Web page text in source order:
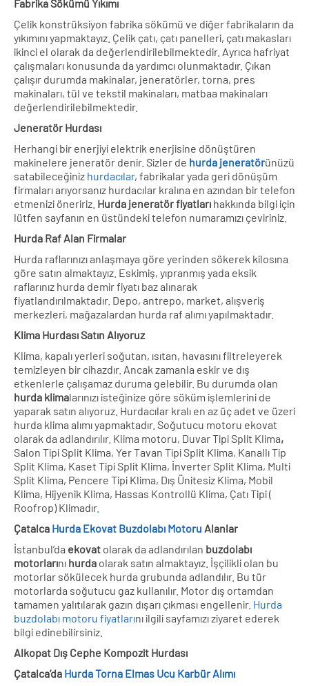
Fabrika Sökümü Yıkımı
Çelik konstrüksiyon fabrika sökümü ve diğer fabrikaların da
yıkımını yapmaktayız. Çelik çatı, çatı panelleri, çatı makasları
ikinci el olarak da değerlendirilebilmektedir. Ayrıca hafriyat
çalışmaları konusunda da yardımcı olunmaktadır. Çıkan
çalışır durumda makinalar, jeneratörler, torna, pres
makinaları, tül ve tekstil makinaları, matbaa makinaları
değerlendirilebilmektedir.
Jeneratör Hurdası
Herhangi bir enerjiyi elektrik enerjisine dönüştüren
makinelere jeneratör denir. Sizler de hurda jeneratörünüzü
satabileceğiniz hurdacılar, fabrikalar yada geri dönüşüm
firmaları arıyorsanız hurdacılar kralına en azından bir telefon
etmenizi öneririz. Hurda jeneratör fiyatları hakkında bilgi için
lütfen sayfanın en üstündeki telefon numaramızı çeviriniz.
Hurda Raf Alan Firmalar
Hurda raflarınızı anlaşmaya göre yerinden sökerek kilosına
göre satın almaktayız. Eskimiş, yıpranmış yada eksik
raflarınız hurda demir fiyatı baz alınarak
fiyatlandırılmaktadır. Depo, antrepo, market, alışveriş
merkezleri, mağazalardan hurda raf alımı yapılmaktadır.
Klima Hurdası Satın Alıyoruz
Klima, kapalı yerleri soğutan, ısıtan, havasını filtreleyerek
temizleyen bir cihazdır. Ancak zamanla eskir ve dış
etkenlerle çalışamaz duruma gelebilir. Bu durumda olan
hurda klimalarınızı isteğinize göre söküm işlemlerini de
yaparak satın alıyoruz. Hurdacılar kralı en az üç adet ve üzeri
hurda klima alımı yapmaktadır. Soğutucu motoru ekovat
olarak da adlandırılır. Klima motoru, Duvar Tipi Split Klima,
Salon Tipi Split Klima, Yer Tavan Tipi Split Klima, Kanallı Tip
Split Klima, Kaset Tipi Split Klima, İnverter Split Klima, Multi
Split Klima, Pencere Tipi Klima, Dış Ünitesiz Klima, Mobil
Klima, Hijyenik Klima, Hassas Kontrollü Klima, Çatı Tipi (
Roofrop) Klimadır.
Çatalca Hurda Ekovat Buzdolabı Motoru Alanlar
İstanbul’da ekovat olarak da adlandırılan buzdolabı
motorlarını hurda olarak satın almaktayız. İşçilikli olan bu
motorlar sökülecek hurda grubunda adlandılır. Bu tür
motorlarda soğutucu gaz kullanılır. Motor dış ortamdan
tamamen yalıtılarak gazın dışarı çıkması engellenir. Hurda
buzdolabı motoru fiyatlarını ilgili sayfamızı ziyaret ederek
bilgi edinebilirsiniz.
Alkopat Dış Cephe Kompozit Hurdası
Çatalca’da Hurda Torna Elmas Ucu Karbür Alımı